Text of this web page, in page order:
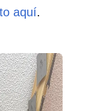
aquí.